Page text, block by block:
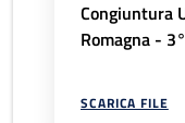
Congiuntura
Romagna -
SCARICA FILE